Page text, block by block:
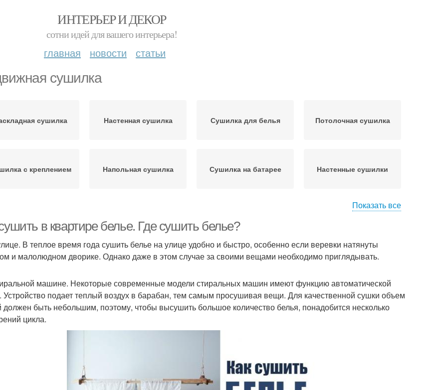
ИНТЕРЬЕР И ДЕКОР
сотни идей для вашего интерьера!
главная новости статьи
сушилка
сушилка Настенная сушилка Сушилка для белья Потолочная сушилка
с креплением Напольная сушилка Сушилка на батарее Настенные сушилки
Показать все
в квартире белье. Где сушить белье?
В теплое время года сушить белье на улице удобно и быстро, особенно если веревки натянуты
и малолюдном дворике. Однако даже в этом случае за своими вещами необходимо приглядывать.
машине. Некоторые современные модели стиральных машин имеют функцию автоматической
Устройство подает теплый воздух в барабан, тем самым просушивая вещи. Для качественной сушки объем
быть небольшим, поэтому, чтобы высушить большое количество белья, понадобится несколько
цикла.